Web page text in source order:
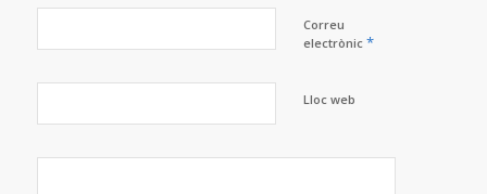
Correu
electrònic *
Lloc web